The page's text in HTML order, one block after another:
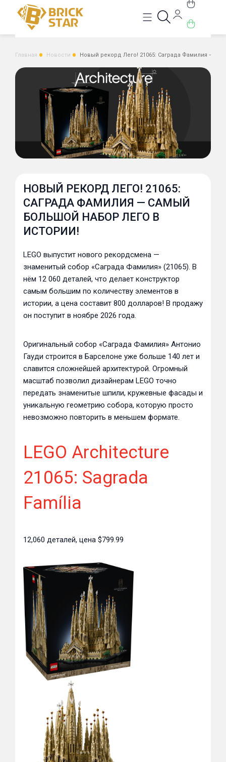
Главная Новости Новый рекорд Лего! 21065: Саграда Фамилия —
НОВЫЙ РЕКОРД ЛЕГО! 21065:
САГРАДА ФАМИЛИЯ — САМЫЙ
БОЛЬШОЙ НАБОР ЛЕГО В
ИСТОРИИ!
LEGO выпустит нового рекордсмена —
знаменитый собор «Саграда Фамилия» (21065). В
нём 12 060 деталей, что делает конструктор
самым большим по количеству элементов в
истории, а цена составит 800 долларов! В продажу
он поступит в ноябре 2026 года.
Оригинальный собор «Саграда Фамилия» Антонио
Гауди строится в Барселоне уже больше 140 лет и
славится сложнейшей архитектурой. Огромный
масштаб позволил дизайнерам LEGO точно
передать знаменитые шпили, кружевные фасады и
уникальную геометрию собора, которую просто
невозможно повторить в меньшем формате.
LEGO Architecture
21065: Sagrada
Família
12,060 деталей, цена $799.99